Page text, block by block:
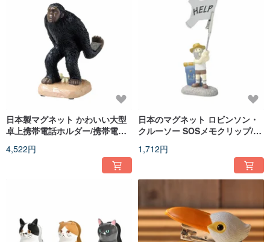
日本製マグネット かわいい大型
卓上携帯電話ホルダー/携帯電話
4,522円
日本のマグネット ロビンソン・
クルーソー SOSメモクリップ/名
1,712円